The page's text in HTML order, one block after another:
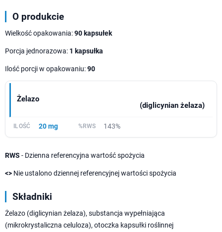
O produkcie
Wielkość opakowania:90 kapsułek
Porcja jednorazowa: 1 kapsułka
Ilość porcji w opakowaniu:90
Żelazo
(diglicynian żelaza)
20 mg 143%
RWS - Dzienna referencyjna wartość spożycia
<> Nie ustalono dziennej referencyjnej wartości spożycia
Składniki
Żelazo (diglicynian żelaza), substancja wypełniająca
(mikrokrystaliczna celuloza), otoczka kapsułki roślinnej